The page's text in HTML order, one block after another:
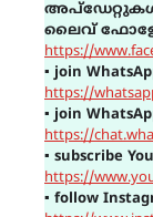
അപ്ഡേറ്റുകൾ
ലൈവ്
https://
▪ join
https://
▪ join
https://
▪ subscribe
https://
▪ follow